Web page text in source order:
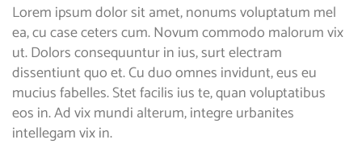
Lorem ipsum dolor sit amet, nonums voluptatum mel
ea, cu case ceters cum. Novum commodo malorum vix
ut. Dolors consequuntur in ius, surt electram
dissentiunt quo et. Cu duo omnes invidunt, eus eu
mucius fabelles. Stet facilis ius te, quan voluptatibus
eos in. Ad vix mundi alterum, integre urbanites
intellegam vix in.